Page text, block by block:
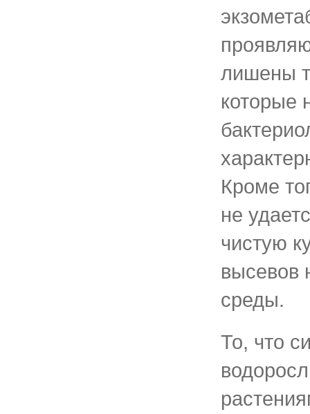
лишены
которые
Кроме
не
чистую
высевов
среды.
То, что